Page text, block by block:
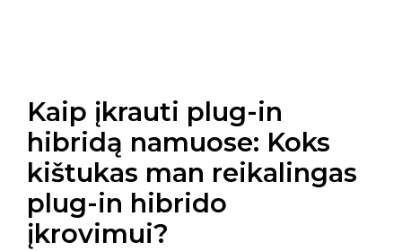
Kaip įkrauti plug-in
hibridą namuose: Koks
kištukas man reikalingas
plug-in hibrido
įkrovimui?